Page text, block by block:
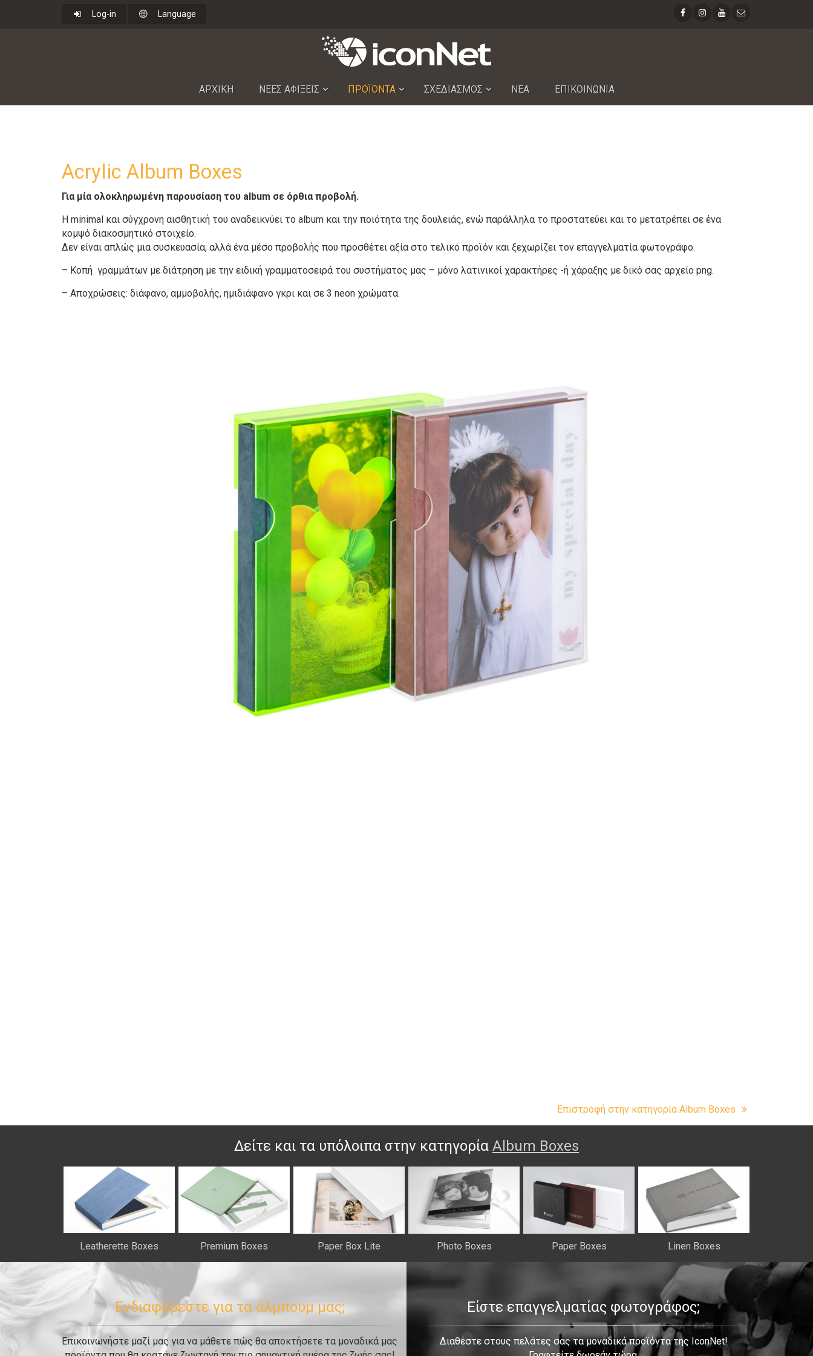
Log-in Language
ΑΡΧΙΚΗ NΕΕΣ ΑΦΙΞΕΙΣ ΠΡΟΪΟΝΤΑ ΣΧΕΔΙΑΣΜΟΣ ΝΕΑ ΕΠΙΚΟΙΝΩΝΙΑ
Acrylic Album Boxes
Για μία ολοκληρωμένη παρουσίαση του album σε όρθια προβολή.
Η minimal και σύγχρονη αισθητική του αναδεικνύει το album και την ποιότητα της δουλειάς, ενώ παράλληλα το προστατεύει και το μετατρέπει σε ένα
κομψό διακοσμητικό στοιχείο.
Δεν είναι απλώς μια συσκευασία, αλλά ένα μέσο προβολής που προσθέτει αξία στο τελικό προϊόν και ξεχωρίζει τον επαγγελματία φωτογράφο.
– Κοπή γραμμάτων με διάτρηση με την ειδική γραμματοσειρά του συστήματος μας – μόνο λατινικοί χαρακτήρες -ή χάραξης με δικό σας αρχείο png.
– Αποχρώσεις: διάφανο, αμμοβολής, ημιδιάφανο γκρι και σε 3 neon χρώματα.
Επιστροφή στην κατηγορία Album Boxes
Δείτε και τα υπόλοιπα στην κατηγορία Album Boxes
Leatherette Boxes Premium Boxes Paper Box Lite Photo Boxes Paper Boxes Linen Boxes
Ενδιαφέρεστε για τα άλμπουμ μας;
Επικοινωνήστε μαζί μας για να μάθετε πώς θα αποκτήσετε τα μοναδικά μας
Είστε επαγγελματίας φωτογράφος;
Διαθέστε στους πελάτες σας τα μοναδικά προϊόντα της IconNet!